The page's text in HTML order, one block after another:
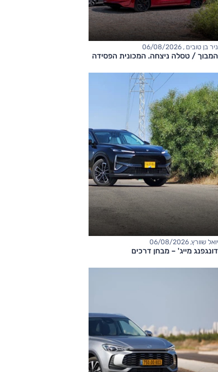
ניר בן טובים , 06/08/2026
המבוך / טסלה ניצחה. המכונית הפסידה
יואל שוורץ, 06/08/2026
דונגפנג מייג' – מבחן דרכים